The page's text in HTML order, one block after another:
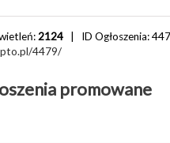
2124 | ID Ogłoszenia:
4479/
promowane